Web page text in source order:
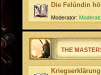
Die Felúndin
Moderator:
THE